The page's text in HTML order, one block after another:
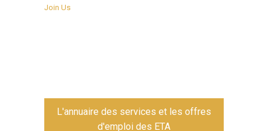
Join Us
L'annuaire des services et les offres
d'emploi des ETA